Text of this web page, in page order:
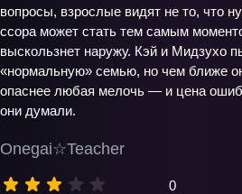
Onegai☆Teacher
0
вопросы, взрослые видят не то, что
ссора может стать тем самым
выскользнет наружу. Кэй и Мидзухо
«нормальную» семью, но чем ближе
опаснее любая мелочь — и цена
они думали.